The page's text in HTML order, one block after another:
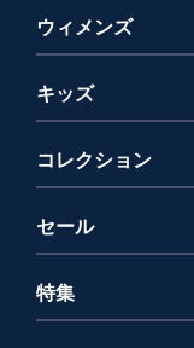
ウィメンズ
キッズ
コレクション
セール
特集